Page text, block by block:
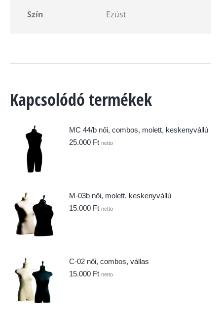
Szín Ezüst
Kapcsolódó termékek
MC 44/b női, combos, molett, keskenyvállú
25.000 Ft netto
M-03b női, molett, keskenyvállú
15.000 Ft netto
C-02 női, combos, vállas
15.000 Ft netto